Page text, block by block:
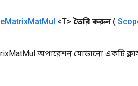
MatrixMatMul <T> তৈরি করুন (
অপারেশন মোড়ানো একটি